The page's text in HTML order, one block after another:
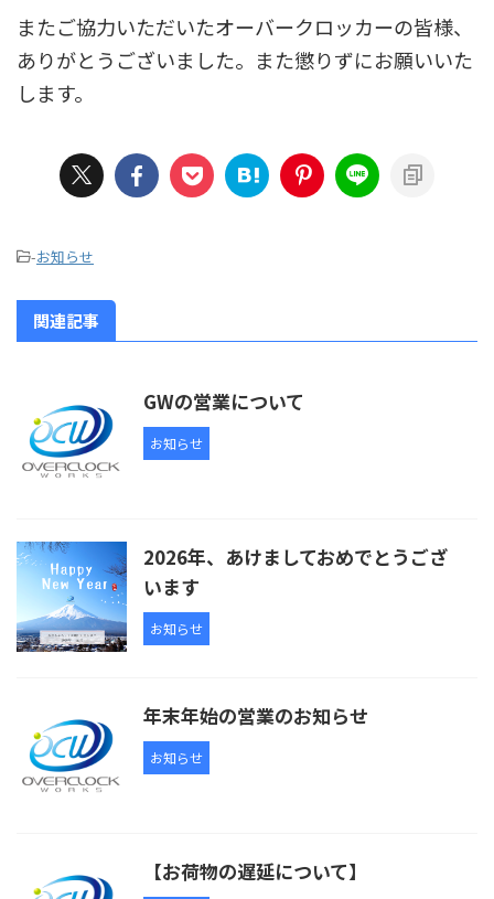
またご協力いただいたオーバークロッカーの皆様、
ありがとうございました。また懲りずにお願いいた
します。
-お知らせ
関連記事
GWの営業について
お知らせ
2026年、あけましておめでとうござ
います
お知らせ
年末年始の営業のお知らせ
お知らせ
【お荷物の遅延について】